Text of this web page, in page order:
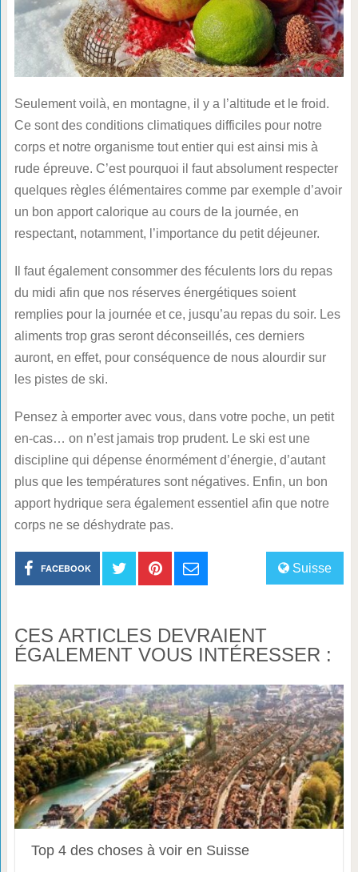
Seulement voilà, en montagne, il y a l’altitude et le froid.
Ce sont des conditions climatiques difficiles pour notre
corps et notre organisme tout entier qui est ainsi mis à
rude épreuve. C’est pourquoi il faut absolument respecter
quelques règles élémentaires comme par exemple d’avoir
un bon apport calorique au cours de la journée, en
respectant, notamment, l’importance du petit déjeuner.
Il faut également consommer des féculents lors du repas
du midi afin que nos réserves énergétiques soient
remplies pour la journée et ce, jusqu’au repas du soir. Les
aliments trop gras seront déconseillés, ces derniers
auront, en effet, pour conséquence de nous alourdir sur
les pistes de ski.
Pensez à emporter avec vous, dans votre poche, un petit
en-cas… on n’est jamais trop prudent. Le ski est une
discipline qui dépense énormément d’énergie, d’autant
plus que les températures sont négatives. Enfin, un bon
apport hydrique sera également essentiel afin que notre
corps ne se déshydrate pas.
Suisse
FACEBOOK
CES ARTICLES DEVRAIENT
ÉGALEMENT VOUS INTÉRESSER :
Top 4 des choses à voir en Suisse